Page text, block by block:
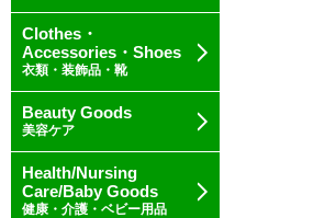
Clothes・
Accessories・Shoes
衣類・装飾品・靴
Beauty Goods
美容ケア
Health/Nursing
Care/Baby Goods
健康・介護・ベビー用品